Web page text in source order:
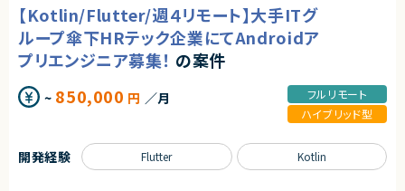
・Terraform
・MySQL
・Redis
・GCP, AWS
【歓迎条件】
・大規模サービスの開発に携わったことがある
・Goの実務経験
・Github Actions、CircleCIの実務経験
・MySQL（Spannerも含む）の実務経験
業務委託(準委任契約)
契約元
株式会社LASSIC
エージェントから
★複数案件があるため、フルスタックエンジニアとしてのご経験の幅を広げ
ることができる環境です。
★プロフェッショナルな方たちとお客様の事業成長を０→１でご支援できる
やりがいのあるポジションです。
・生成AIや大規模言語モデル以外の数理最適化手法を用いたリーガルテック
プロダクトの新規機能に関する企画提案
・既存プロダクトAIの保守運用および改善
【必須スキル】
・AIを活用してWebアプリケーションを開発した経験
・FastAPI の使用した開発経験
・Rust、C#、Java、Goなどの静的型付け言語の経験
・Gitを用いたチーム開発経験
【Kotlin/Flutter/週４リモート】大手ITグ
ループ傘下HRテック企業にてAndroidア
プリエンジニア募集！ の案件
~ 850,000 円 ／月
フルリモート
ハイブリッド型
開発経験 Flutter Kotlin